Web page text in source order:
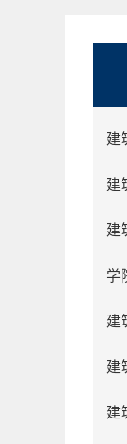
建
建
建
学
建
建
建